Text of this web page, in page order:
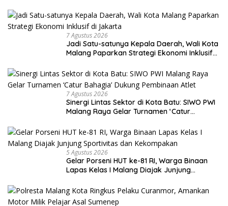
7 Agustus 2026
Jadi Satu-satunya Kepala Daerah, Wali Kota
Malang Paparkan Strategi Ekonomi Inklusif
7 Agustus 2026
Sinergi Lintas Sektor di Kota Batu: SIWO PWI
Malang Raya Gelar Turnamen ‘Catur
5 Agustus 2026
Gelar Porseni HUT ke-81 RI, Warga Binaan
Lapas Kelas I Malang Diajak Junjung